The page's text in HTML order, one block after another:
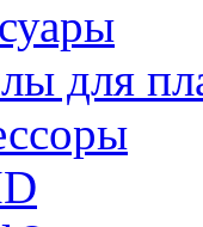
для